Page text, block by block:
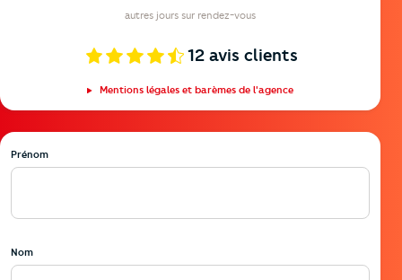
autres jours sur rendez-vous
12 avis clients
Mentions légales et barèmes de l'agence
Prénom
Nom